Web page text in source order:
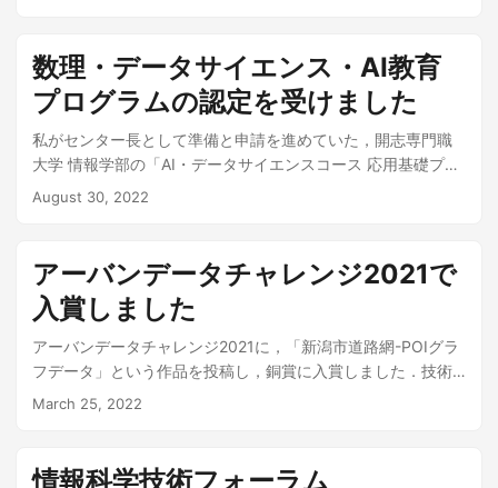
ノベーションフォーラムを開催しました。 イベントに関する
情報↓ データイノベーションフォーラム イノベーションで
未来はどう変わるのか
数理・データサイエンス・AI教育
プログラムの認定を受けました
私がセンター長として準備と申請を進めていた，開志専門職
大学 情報学部の「AI・データサイエンスコース 応用基礎プロ
グラム」が，文部科学省から「令和4年度 数理・データサイ
事になります）．バタバタと申請したので，認定が出てホッ
としているところです．今後，プログラムの評価や改善を継
続的に行う必要があります（最近の大学はこういう作業が多
August 30, 2022
アーバンデータチャレンジ2021で
入賞しました
アーバンデータチャレンジ2021に，「新潟市道路網-POIグラ
フデータ」という作品を投稿し，銅賞に入賞しました．技術
的に特別なことはなく，改善・修正すべき点も多々あるので
成には，様々な方のご協力をいただきました．ありがとうご
March 25, 2022
情報科学技術フォーラム